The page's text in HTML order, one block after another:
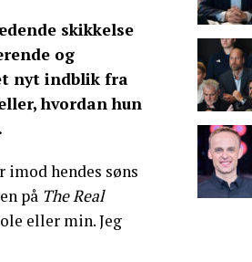
skikkelse
og
nyt indblik fra
hvordan hun
hendes søns
på The Real
eller min. Jeg